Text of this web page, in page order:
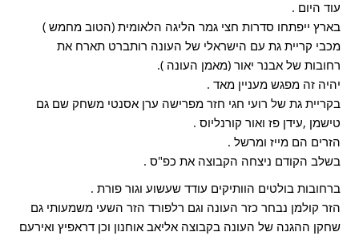
עוד היום .
בארץ ייפתחו סדרות חצי גמר הליגה הלאומית (הטוב מחמש )
מכבי קריית גת עם הישראלי של העונה רותברט תארח את
רחובות של אבנר יאור (מאמן העונה ).
יהיה זה מפגש מעניין מאד .
בקריית גת של רועי חגי חזר מפרישה ערן אסנטי משחק שם גם
טישמן ,עידן פז ואור קורנליוס .
הזרים הם מייז ומרשל .
בשלב הקודם ניצחה הקבוצה את כפ"ס .
ברחובות בולטים הוותיקים עודד שעשוע וגור פורת .
הזר קולמן נבחר כזר העונה וגם רלפורד הזר השעי משמעותי גם
שחקן ההגנה של העונה בקבוצה אליאב אוחנון וכן דראפיץ ואירעם